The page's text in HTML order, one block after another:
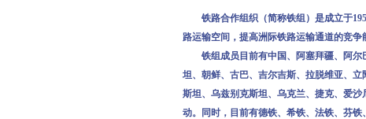
铁路合作组织（简称铁组）是成立于
路运输空间，提高洲际铁路运输通道的竞争
铁组成员目前有中国、阿塞拜疆、阿尔
坦、朝鲜、古巴、吉尔吉斯、拉脱维亚、
斯坦、乌兹别克斯坦、乌克兰、捷克、爱
动。同时，目前有德铁、希铁、法铁、芬